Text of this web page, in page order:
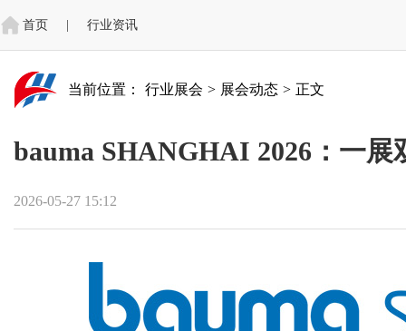
首页 行业资讯
当前位置： 行业展会 > 展会动态 > 正文
bauma SHANGHAI 2026：一展
2026-05-27 15:12